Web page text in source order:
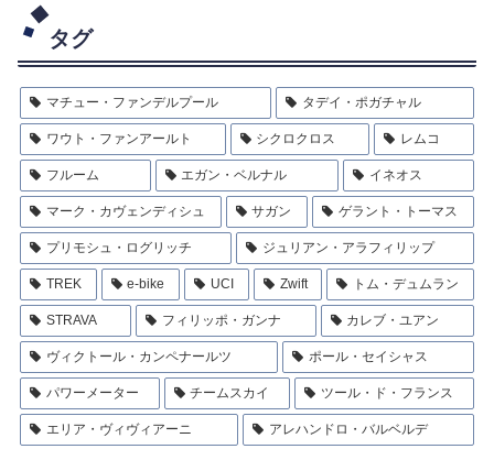
タグ
マチュー・ファンデルプール タデイ・ポガチャル
ワウト・ファンアールト シクロクロス レムコ
フルーム エガン・ベルナル イネオス
マーク・カヴェンディシュ サガン ゲラント・トーマス
プリモシュ・ログリッチ ジュリアン・アラフィリップ
TREK e-bike UCI Zwift トム・デュムラン
STRAVA フィリッポ・ガンナ カレブ・ユアン
ヴィクトール・カンペナールツ ポール・セイシャス
パワーメーター チームスカイ ツール・ド・フランス
エリア・ヴィヴィアーニ アレハンドロ・バルベルデ